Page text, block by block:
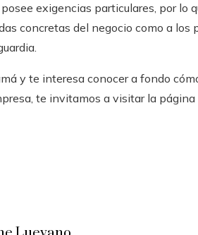
exigencias particulares, por lo
concretas del negocio como a
y te interesa conocer a fondo
te invitamos a visitar la página